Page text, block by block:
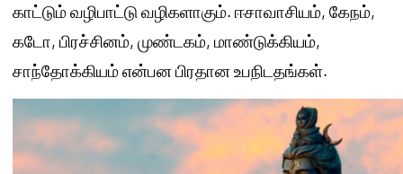
காட்டும் வழிபாட்டு வழிகளாகும். ஈசாவாசியம், கேநம்,
கடோ, பிரச்சினம், முண்டகம், மாண்டுக்கியம்,
சாந்தோக்கியம் என்பன பிரதான உபநிடதங்கள்.